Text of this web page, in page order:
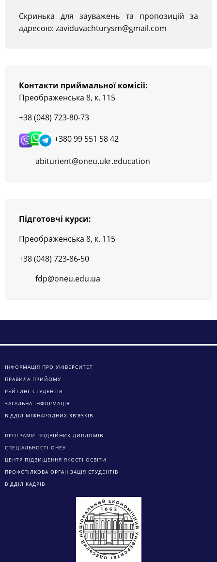
Скринька для зауважень та пропозицій за
адресою: zaviduvachturysm@gmail.com
Контакти приймальної комісії:
Преображенська 8, к. 115
+38 (048) 723-80-73
+380 99 551 58 42
abiturient@oneu.ukr.education
Підготовчі курси:
Преображенська 8, к. 115
+38 (048) 723-86-50
fdp@oneu.edu.ua
ІНФОРМАЦІЯ ПРО УНІВЕРСИТЕТ
ПРАВИЛА ПРИЙОМУ
РЕЙТИНГ СТУДЕНТІВ
ЗАГАЛЬНА ІНФОРМАЦІЯ
ВІДДІЛ МІЖНАРОДНИХ ЗВ’ЯЗКІВ
ПРОГРАМИ ПОДВІЙНИХ ДИПЛОМІВ
СПЕЦІАЛЬНОСТІ ОНЕУ
ЦЕНТР ПІДВИЩЕННЯ ЯКОСТІ ОСВІТИ
ПРОФСПІЛКОВА ОРГАНІЗАЦІЯ СТУДЕНТІВ
ВІДДІЛ КАДРІВ